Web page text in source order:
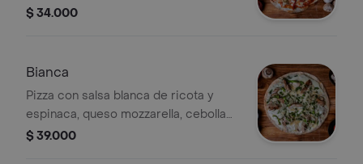
pomodoro, chorizo campesino,
$ 34.000
Bianca
Pizza con salsa blanca de ricota y
espinaca, queso mozzarella, cebolla
roja, champiñones, pechuga de pollo y
$ 39.000